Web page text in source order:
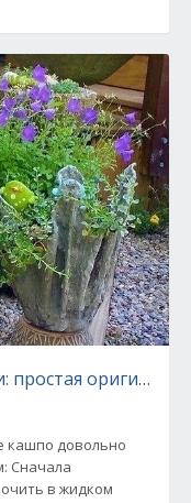
кашпо довольно
Сначала
в жидком